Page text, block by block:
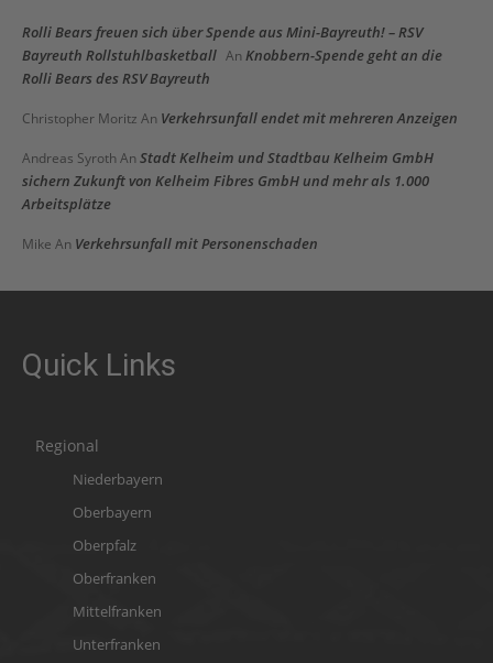
Rolli Bears freuen sich über Spende aus Mini-Bayreuth! – RSV
Bayreuth Rollstuhlbasketball An Knobbern-Spende geht an die
Rolli Bears des RSV Bayreuth
Christopher Moritz An Verkehrsunfall endet mit mehreren Anzeigen
Andreas Syroth An Stadt Kelheim und Stadtbau Kelheim GmbH
sichern Zukunft von Kelheim Fibres GmbH und mehr als 1.000
Arbeitsplätze
Mike An Verkehrsunfall mit Personenschaden
Quick Links
Regional
Niederbayern
Oberbayern
Oberpfalz
Oberfranken
Mittelfranken
Unterfranken